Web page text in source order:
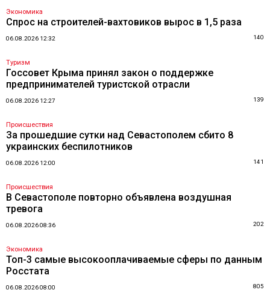
Экономика
Спрос на строителей-вахтовиков вырос в 1,5 раза
06.08.2026 12:32 140
Туризм
Госсовет Крыма принял закон о поддержке
предпринимателей туристской отрасли
06.08.2026 12:27 139
Происшествия
За прошедшие сутки над Севастополем сбито 8
украинских беспилотников
06.08.2026 12:00 141
Происшествия
В Севастополе повторно объявлена воздушная
тревога
06.08.2026 08:36 202
Экономика
Топ-3 самые высокооплачиваемые сферы по данным
Росстата
06.08.2026 08:00 805